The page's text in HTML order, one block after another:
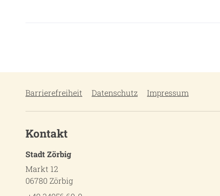
Barrierefreiheit Datenschutz Impressum
Kontakt
Stadt Zörbig
Markt 12
06780 Zörbig